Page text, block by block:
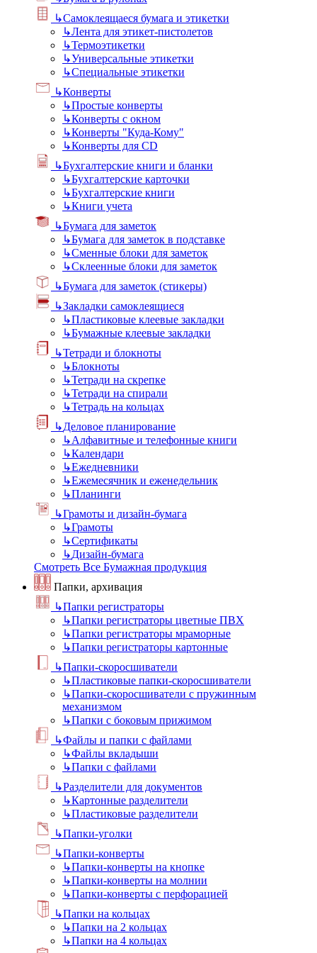
↳Самоклеящаеся бумага и этикетки
↳Лента для этикет-пистолетов
↳Термоэтикетки
↳Универсальные этикетки
↳Специальные этикетки
↳Конверты
↳Простые конверты
↳Конверты с окном
↳Конверты "Куда-Кому"
↳Конверты для CD
↳Бухгалтерские книги и бланки
↳Бухгалтерские карточки
↳Бухгалтерские книги
↳Книги учета
↳Бумага для заметок
↳Бумага для заметок в подставке
↳Сменные блоки для заметок
↳Склеенные блоки для заметок
↳Бумага для заметок (стикеры)
↳Закладки самоклеящиеся
↳Пластиковые клеевые закладки
↳Бумажные клеевые закладки
↳Тетради и блокноты
↳Блокноты
↳Тетради на скрепке
↳Тетради на спирали
↳Тетрадь на кольцах
↳Деловое планирование
↳Алфавитные и телефонные книги
↳Календари
↳Ежедневники
↳Ежемесячник и еженедельник
↳Планинги
↳Грамоты и дизайн-бумага
↳Грамоты
↳Сертификаты
↳Дизайн-бумага
Смотреть Все Бумажная продукция
Папки, архивация
↳Папки регистраторы
↳Папки регистраторы цветные ПВХ
↳Папки регистраторы мраморные
↳Папки регистраторы картонные
↳Папки-скоросшиватели
↳Пластиковые папки-скоросшиватели
↳Папки-скоросшиватели с пружинным
механизмом
↳Папки с боковым прижимом
↳Файлы и папки с файлами
↳Файлы вкладыши
↳Папки с файлами
↳Разделители для документов
↳Картонные разделители
↳Пластиковые разделители
↳Папки-уголки
↳Папки-конверты
↳Папки-конверты на кнопке
↳Папки-конверты на молнии
↳Папки-конверты с перфорацией
↳Папки на кольцах
↳Папки на 2 кольцах
↳Папки на 4 кольцах